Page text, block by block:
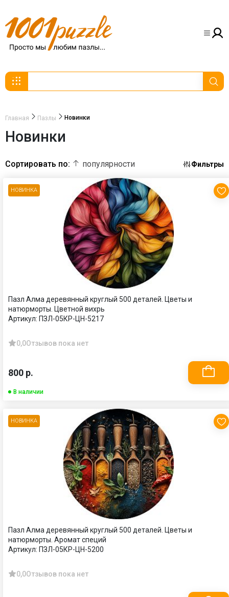
Главная Пазлы Новинки
Новинки
Сортировать по: популярности Фильтры
НОВИНКА
Пазл Алма деревянный круглый 500 деталей. Цветы и
натюрморты. Цветной вихрь
Артикул: ПЗЛ-05КР-ЦН-5217
0,0Отзывов пока нет
800 р.
В наличии
НОВИНКА
Пазл Алма деревянный круглый 500 деталей. Цветы и
натюрморты. Аромат специй
Артикул: ПЗЛ-05КР-ЦН-5200
0,0Отзывов пока нет